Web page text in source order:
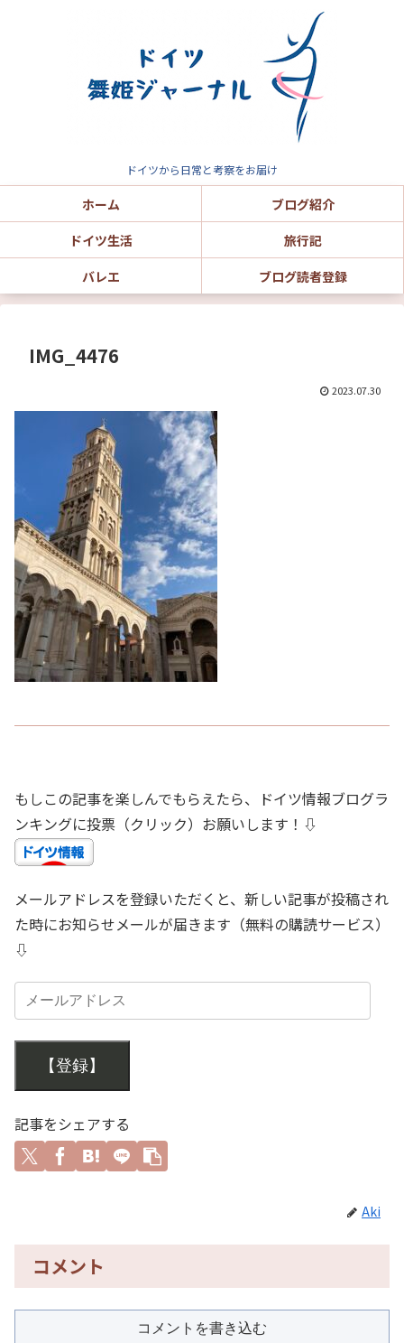
ドイツから日常と考察をお届け
ホーム
ブログ紹介
ドイツ生活
旅行記
バレエ
ブログ読者登録
IMG_4476
2023.07.30
もしこの記事を楽しんでもらえたら、ドイツ情報ブログラ
ンキングに投票（クリック）お願いします！⇩
メールアドレスを登録いただくと、新しい記事が投稿され
た時にお知らせメールが届きます（無料の購読サービス）
⇩
【登録】
記事をシェアする
Aki
コメント
コメントを書き込む